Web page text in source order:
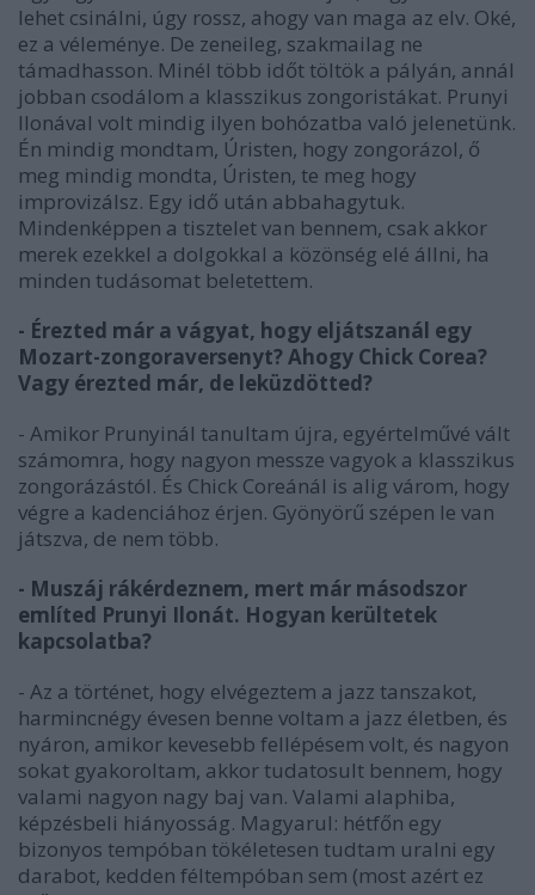
lehet csinálni, úgy rossz, ahogy van maga az elv. Oké,
ez a véleménye. De zeneileg, szakmailag ne
támadhasson. Minél több időt töltök a pályán, annál
jobban csodálom a klasszikus zongoristákat. Prunyi
Ilonával volt mindig ilyen bohózatba való jelenetünk.
Én mindig mondtam, Úristen, hogy zongorázol, ő
meg mindig mondta, Úristen, te meg hogy
improvizálsz. Egy idő után abbahagytuk.
Mindenképpen a tisztelet van bennem, csak akkor
merek ezekkel a dolgokkal a közönség elé állni, ha
minden tudásomat beletettem.
- Érezted már a vágyat, hogy eljátszanál egy
Mozart-zongoraversenyt? Ahogy Chick Corea?
Vagy érezted már, de leküzdötted?
- Amikor Prunyinál tanultam újra, egyértelművé vált
számomra, hogy nagyon messze vagyok a klasszikus
zongorázástól. És Chick Coreánál is alig várom, hogy
végre a kadenciához érjen. Gyönyörű szépen le van
játszva, de nem több.
- Muszáj rákérdeznem, mert már másodszor
említed Prunyi Ilonát. Hogyan kerültetek
kapcsolatba?
- Az a történet, hogy elvégeztem a jazz tanszakot,
harmincnégy évesen benne voltam a jazz életben, és
nyáron, amikor kevesebb fellépésem volt, és nagyon
sokat gyakoroltam, akkor tudatosult bennem, hogy
valami nagyon nagy baj van. Valami alaphiba,
képzésbeli hiányosság. Magyarul: hétfőn egy
bizonyos tempóban tökéletesen tudtam uralni egy
darabot, kedden féltempóban sem (most azért ez